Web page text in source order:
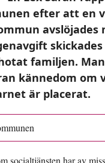
efter att en
avslöjades
familjen.
kännedom om
är placerat.
socialtjänsten har av